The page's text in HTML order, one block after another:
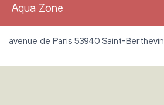
Aqua Zone
avenue de Paris 53940 Saint-Berthevin